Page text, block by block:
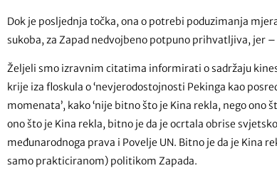
Dok je posljednja točka, ona o potrebi poduzimanja
sukoba, za Zapad nedvojbeno potpuno prihvatljiva, jer
Željeli smo izravnim citatima informirati o sadržaju
krije iza floskula o ‘nevjerodostojnosti Pekinga kao
momenata’, kako ‘nije bitno što je Kina rekla, nego ono
ono što je Kina rekla, bitno je da je ocrtala obrise
međunarodnoga prava i Povelje UN. Bitno je da je
samo prakticiranom) politikom Zapada.